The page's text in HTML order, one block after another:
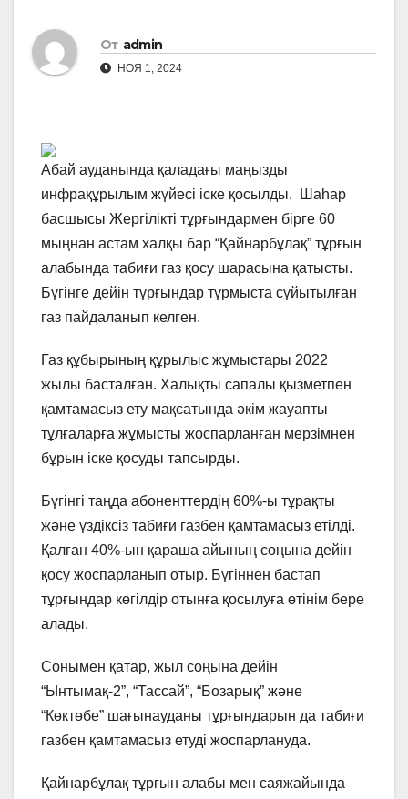
От admin
НОЯ 1, 2024
Абай ауданында қаладағы маңызды
инфрақұрылым жүйесі іске қосылды. Шаһар
басшысы Жергілікті тұрғындармен бірге 60
мыңнан астам халқы бар “Қайнарбұлақ” тұрғын
алабында табиғи газ қосу шарасына қатысты.
Бүгінге дейін тұрғындар тұрмыста сұйытылған
газ пайдаланып келген.
Газ құбырының құрылыс жұмыстары 2022
жылы басталған. Халықты сапалы қызметпен
қамтамасыз ету мақсатында әкім жауапты
тұлғаларға жұмысты жоспарланған мерзімнен
бұрын іске қосуды тапсырды.
Бүгінгі таңда абоненттердің 60%-ы тұрақты
және үздіксіз табиғи газбен қамтамасыз етілді.
Қалған 40%-ын қараша айының соңына дейін
қосу жоспарланып отыр. Бүгіннен бастап
тұрғындар көгілдір отынға қосылуға өтінім бере
алады.
Сонымен қатар, жыл соңына дейін
“Ынтымақ-2”, “Тассай”, “Бозарық” және
“Көктөбе” шағынауданы тұрғындарын да табиғи
газбен қамтамасыз етуді жоспарлануда.
Қайнарбұлақ тұрғын алабы мен саяжайында